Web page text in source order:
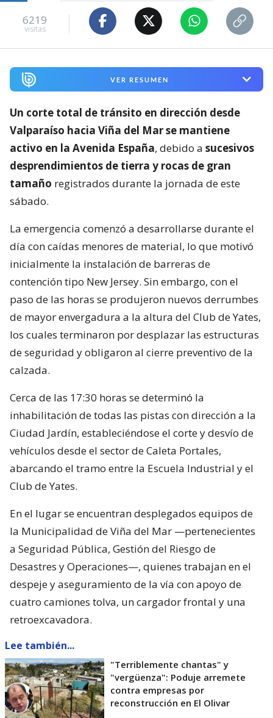
6219
visitas
VER RESUMEN
Un corte total de tránsito en dirección desde
Valparaíso hacia Viña del Mar se mantiene
activo en la Avenida España, debido a sucesivos
desprendimientos de tierra y rocas de gran
tamaño registrados durante la jornada de este
sábado.
La emergencia comenzó a desarrollarse durante el
día con caídas menores de material, lo que motivó
inicialmente la instalación de barreras de
contención tipo New Jersey. Sin embargo, con el
paso de las horas se produjeron nuevos derrumbes
de mayor envergadura a la altura del Club de Yates,
los cuales terminaron por desplazar las estructuras
de seguridad y obligaron al cierre preventivo de la
calzada.
Cerca de las 17:30 horas se determinó la
inhabilitación de todas las pistas con dirección a la
Ciudad Jardín, estableciéndose el corte y desvío de
vehículos desde el sector de Caleta Portales,
abarcando el tramo entre la Escuela Industrial y el
Club de Yates.
En el lugar se encuentran desplegados equipos de
la Municipalidad de Viña del Mar —pertenecientes
a Seguridad Pública, Gestión del Riesgo de
Desastres y Operaciones—, quienes trabajan en el
despeje y aseguramiento de la vía con apoyo de
cuatro camiones tolva, un cargador frontal y una
retroexcavadora.
Lee también...
"Terriblemente chantas" y
"vergüenza": Poduje arremete
contra empresas por
reconstrucción en El Olivar